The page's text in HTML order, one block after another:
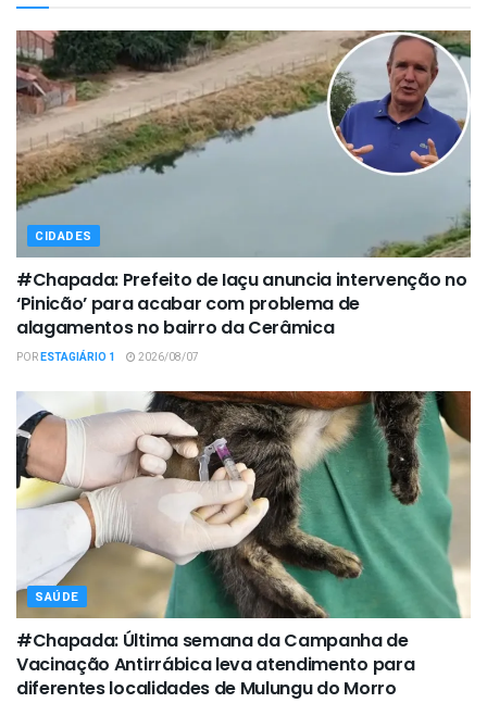
CIDADES
#Chapada: Prefeito de Iaçu anuncia intervenção no
‘Pinicão’ para acabar com problema de
alagamentos no bairro da Cerâmica
PORESTAGIÁRIO 1 2026/08/07
SAÚDE
#Chapada: Última semana da Campanha de
Vacinação Antirrábica leva atendimento para
diferentes localidades de Mulungu do Morro